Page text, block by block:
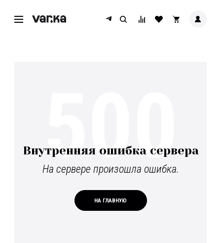
Внутренняя ошибка сервера
На сервере произошла ошибка.
НА ГЛАВНУЮ
500